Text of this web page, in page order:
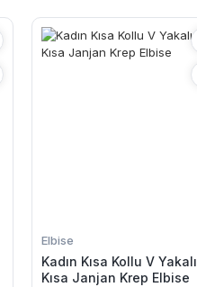
Elbise
Kadın Kısa Kollu V Yakalı
Kısa Janjan Krep Elbise